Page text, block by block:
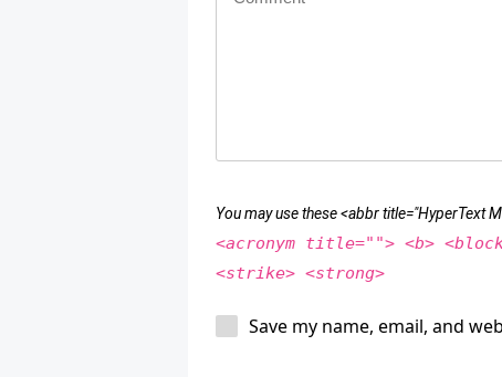
You may use these <abbr title="HyperText
<acronym title=""> <b>
<strike> <strong>
Save my name, email, and